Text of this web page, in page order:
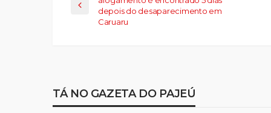
depois do desaparecimento em
Caruaru
TÁ NO GAZETA DO PAJEÚ